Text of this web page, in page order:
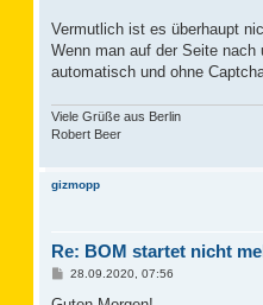
a
Vermutlich ist es überhaupt
Wenn man auf der Seite
automatisch und ohne
Viele Grüße aus Berlin
Robert Beer
gizmopp
Re: BOM startet nicht
B
i
28.09.2020, 07:56